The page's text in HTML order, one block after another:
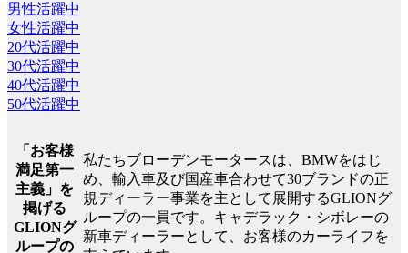
男性活躍中
女性活躍中
20代活躍中
30代活躍中
40代活躍中
50代活躍中
「お客様
満足第一
主義」を
掲げる
GLIONグ
ループの
私たちブローデンモータースは、BMWをはじ
め、輸入車及び国産車合わせて30ブランドの正
規ディーラー事業を主として展開するGLIONグ
ループの一員です。キャデラック・シボレーの
新車ディーラーとして、お客様のカーライフを